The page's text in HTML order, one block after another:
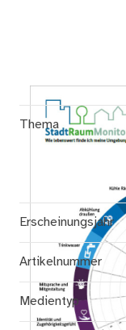
Thema
Erscheinungsjahr
Artikelnummer
Medientyp